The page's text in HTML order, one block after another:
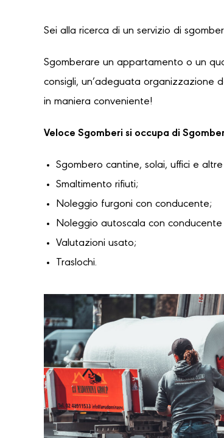
Sei alla ricerca di un servizio di
Sgomberare un appartamento o un
consigli, un’adeguata organizzazione
in maniera conveniente!
Veloce Sgomberi si occupa di
Sgombero cantine, solai, uffici e
Smaltimento rifiuti;
Noleggio furgoni con conducente;
Noleggio autoscala con
Valutazioni usato;
Traslochi.